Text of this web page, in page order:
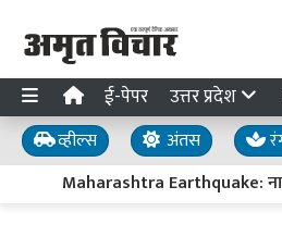
ई-पेपर उत्तर प्रदेश
व्हील्स अंतस
Maharashtra Earthquake: